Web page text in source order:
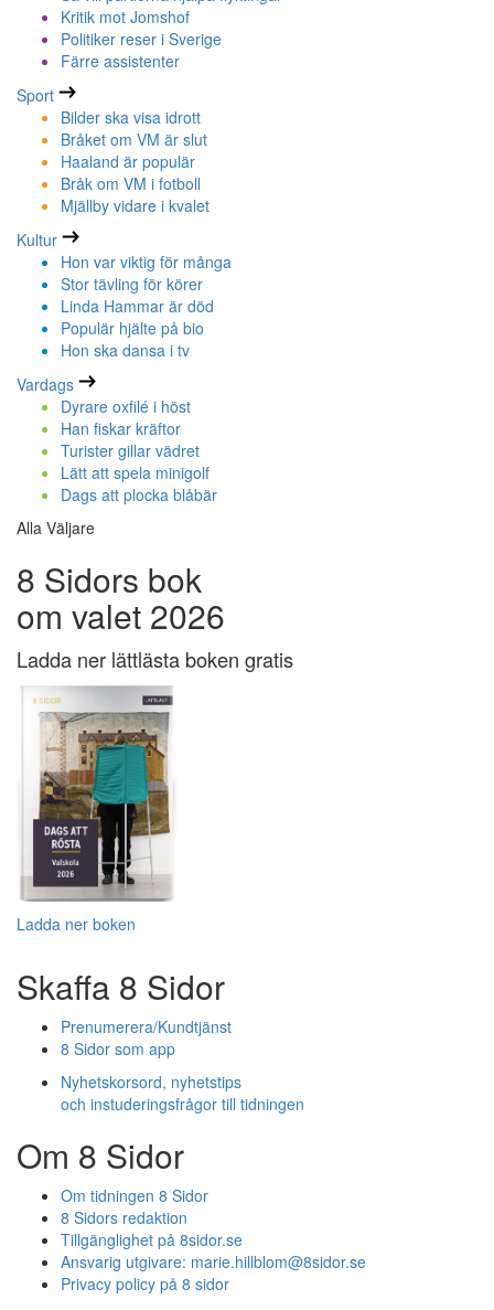
Kritik mot Jomshof
Politiker reser i Sverige
Färre assistenter
Sport
Bilder ska visa idrott
Bråket om VM är slut
Haaland är populär
Bråk om VM i fotboll
Mjällby vidare i kvalet
Kultur
Hon var viktig för många
Stor tävling för körer
Linda Hammar är död
Populär hjälte på bio
Hon ska dansa i tv
Vardags
Dyrare oxfilé i höst
Han fiskar kräftor
Turister gillar vädret
Lätt att spela minigolf
Dags att plocka blåbär
Alla Väljare
8 Sidors bok
om valet 2026
Ladda ner lättlästa boken gratis
Ladda ner boken
Skaffa 8 Sidor
Prenumerera/Kundtjänst
8 Sidor som app
Nyhetskorsord, nyhetstips
och instuderingsfrågor till tidningen
Om 8 Sidor
Om tidningen 8 Sidor
8 Sidors redaktion
Tillgänglighet på 8sidor.se
Ansvarig utgivare: marie.hillblom@8sidor.se
Privacy policy på 8 sidor